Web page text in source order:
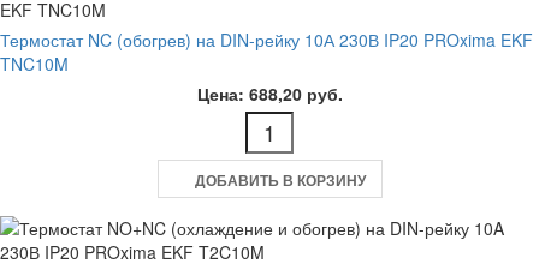
Термостат NC (обогрев) на DIN-рейку 10А 230В IP20 PROxima EKF
TNC10M
Цена: 688,20 руб.
ДОБАВИТЬ В КОРЗИНУ